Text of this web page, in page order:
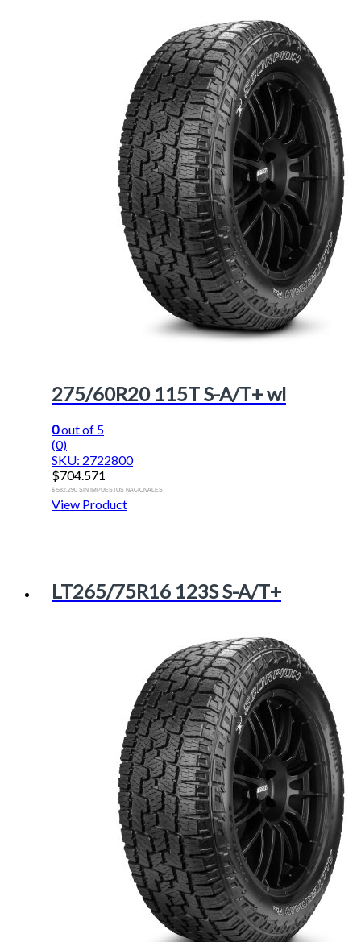
275/60R20 115T S-A/T+ wl
0out of 5
(0)
SKU: 2722800
$704.571
$ 582.290 SIN IMPUESTOS NACIONALES
View Product
LT265/75R16 123S S-A/T+